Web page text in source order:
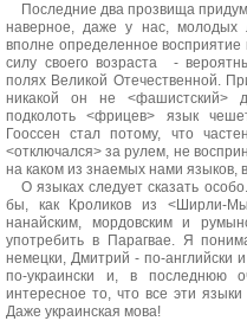
Последние два прозвища
наверное, даже у нас, молодых
вполне определенное
силу своего возраста -
полях Великой Отечественной.
никакой он не <фашистский>
подколоть <фрицев> язык
Гооссен стал потому, что
<отключался> за рулем, не
на каком из знаемых нами языков,
О языках следует сказать
бы, как Кроликов из <Ширли-
нанайским, мордовским и
употребить в Парагвае. Я
немецки, Дмитрий - по-английски
по-украински и, в последнюю
интересное то, что все эти
Даже украинская мова!